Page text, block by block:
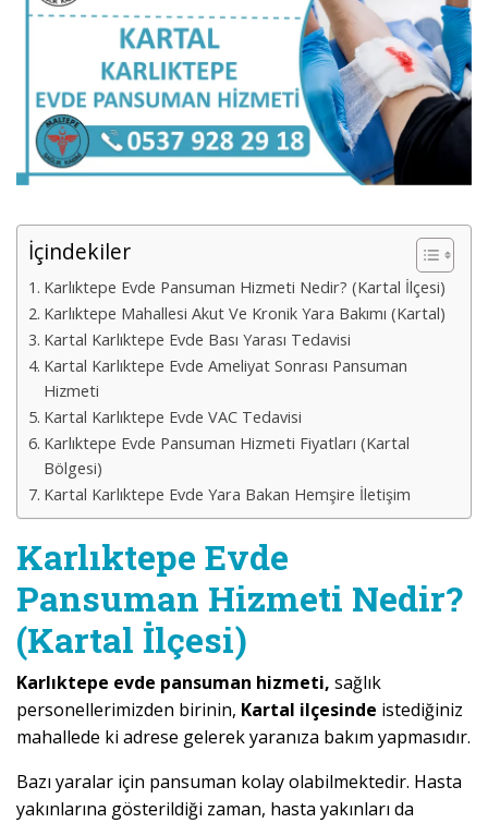
İçindekiler
Karlıktepe Evde Pansuman Hizmeti Nedir? (Kartal İlçesi)
Karlıktepe Mahallesi Akut Ve Kronik Yara Bakımı (Kartal)
Kartal Karlıktepe Evde Bası Yarası Tedavisi
Kartal Karlıktepe Evde Ameliyat Sonrası Pansuman
Hizmeti
Kartal Karlıktepe Evde VAC Tedavisi
Karlıktepe Evde Pansuman Hizmeti Fiyatları (Kartal
Bölgesi)
Kartal Karlıktepe Evde Yara Bakan Hemşire İletişim
Karlıktepe Evde
Pansuman Hizmeti Nedir?
(Kartal İlçesi)
Karlıktepe evde pansuman hizmeti, sağlık
personellerimizden birinin, Kartal ilçesinde istediğiniz
mahallede ki adrese gelerek yaranıza bakım yapmasıdır.
Bazı yaralar için pansuman kolay olabilmektedir. Hasta
yakınlarına gösterildiği zaman, hasta yakınları da